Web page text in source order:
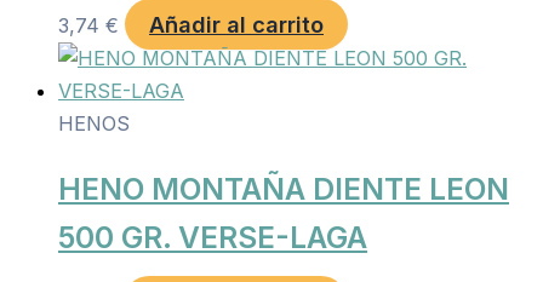
3,74 € Añadir al carrito
HENOS
HENO MONTAÑA DIENTE LEON
500 GR. VERSE-LAGA